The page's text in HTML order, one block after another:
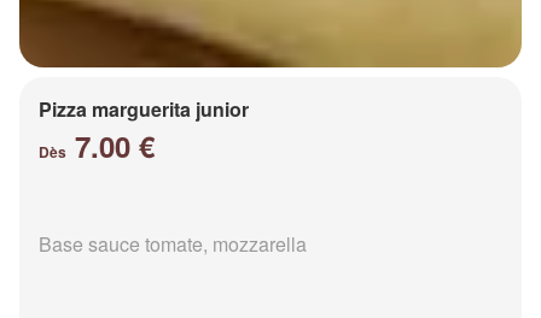
Pizza marguerita junior
Dès 7.00 €
Base sauce tomate, mozzarella